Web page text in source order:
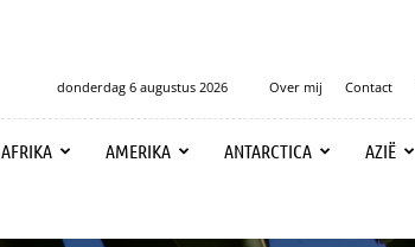
donderdag 6 augustus 2026 Over mij Contact
AFRIKA AMERIKA ANTARCTICA AZIË